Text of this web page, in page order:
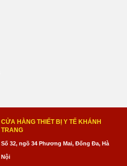
CỬA HÀNG THIẾT BỊ Y TẾ KHÁNH
TRANG
Số 32, ngõ 34 Phương Mai, Đống Đa, Hà
Nội